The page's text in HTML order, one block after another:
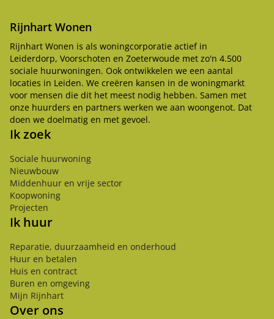
Rijnhart Wonen
Rijnhart Wonen is als woningcorporatie actief in
Leiderdorp, Voorschoten en Zoeterwoude met zo'n 4.500
sociale huurwoningen. Ook ontwikkelen we een aantal
locaties in Leiden. We creëren kansen in de woningmarkt
voor mensen die dit het meest nodig hebben. Samen met
onze huurders en partners werken we aan woongenot. Dat
doen we doelmatig en met gevoel.
Ik zoek
Sociale huurwoning
Nieuwbouw
Middenhuur en vrije sector
Koopwoning
Projecten
Ik huur
Reparatie, duurzaamheid en onderhoud
Huur en betalen
Huis en contract
Buren en omgeving
Mijn Rijnhart
Over ons